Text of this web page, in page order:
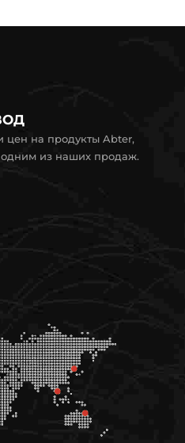
на продукты Abter,
одним из наших продаж.